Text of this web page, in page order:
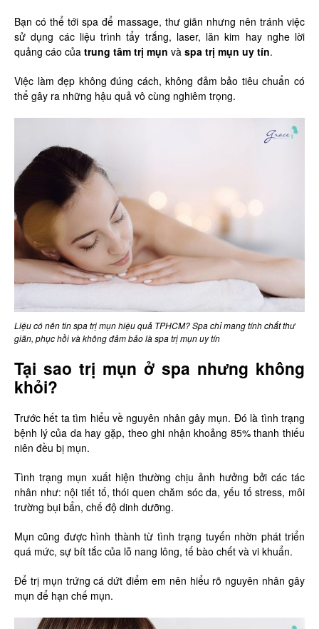
Bạn có thể tới spa để massage, thư giãn nhưng nên tránh việc
sử dụng các liệu trình tẩy trắng, laser, lăn kim hay nghe lời
quảng cáo của trung tâm trị mụn và spa trị mụn uy tín.
Việc làm đẹp không đúng cách, không đảm bảo tiêu chuẩn có
thể gây ra những hậu quả vô cùng nghiêm trọng.
Liệu có nên tin spa trị mụn hiệu quả TPHCM? Spa chỉ mang tính chất thư
giãn, phục hồi và không đảm bảo là spa trị mụn uy tín
Tại sao trị mụn ở spa nhưng không
khỏi?
Trước hết ta tìm hiểu về nguyên nhân gây mụn. Đó là tình trạng
bệnh lý của da hay gặp, theo ghi nhận khoảng 85% thanh thiếu
niên đều bị mụn.
Tình trạng mụn xuất hiện thường chịu ảnh hưởng bởi các tác
nhân như: nội tiết tố, thói quen chăm sóc da, yếu tố stress, môi
trường bụi bẩn, chế độ dinh dưỡng.
Mụn cũng được hình thành từ tình trạng tuyến nhờn phát triển
quá mức, sự bít tắc của lỗ nang lông, tế bào chết và vi khuẩn.
Để trị mụn trứng cá dứt điểm em nên hiểu rõ nguyên nhân gây
mụn để hạn chế mụn.